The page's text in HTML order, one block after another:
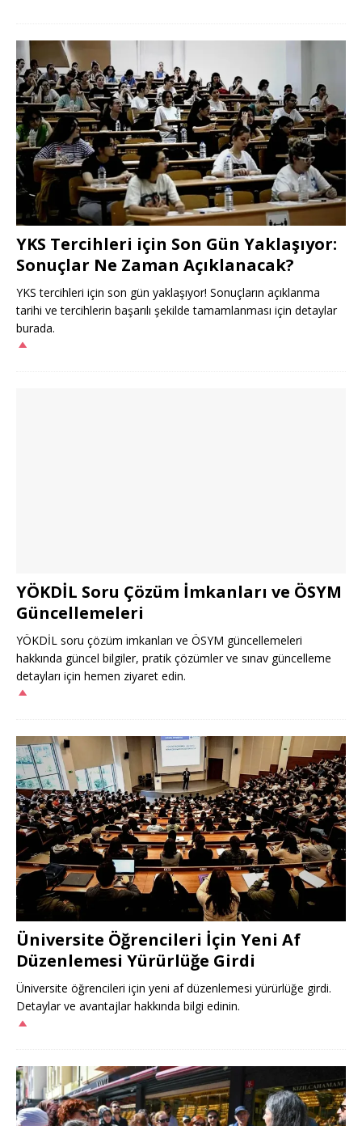
YKS Tercihleri için Son Gün Yaklaşıyor:
Sonuçlar Ne Zaman Açıklanacak?
YKS tercihleri için son gün yaklaşıyor! Sonuçların açıklanma
tarihi ve tercihlerin başarılı şekilde tamamlanması için detaylar
burada.
YÖKDİL Soru Çözüm İmkanları ve ÖSYM
Güncellemeleri
YÖKDİL soru çözüm imkanları ve ÖSYM güncellemeleri
hakkında güncel bilgiler, pratik çözümler ve sınav güncelleme
detayları için hemen ziyaret edin.
Üniversite Öğrencileri İçin Yeni Af
Düzenlemesi Yürürlüğe Girdi
Üniversite öğrencileri için yeni af düzenlemesi yürürlüğe girdi.
Detaylar ve avantajlar hakkında bilgi edinin.